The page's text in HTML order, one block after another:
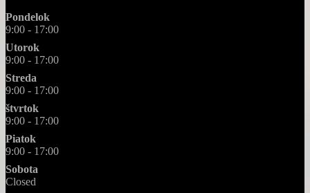
Pondelok
9:00 - 17:00
Utorok
9:00 - 17:00
Streda
9:00 - 17:00
štvrtok
9:00 - 17:00
Piatok
9:00 - 17:00
Sobota
Closed